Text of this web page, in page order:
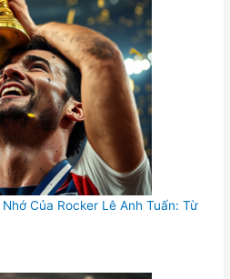
Của Rocker Lê Anh Tuấn: Từ